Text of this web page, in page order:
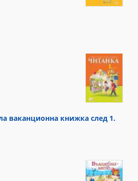
ваканционна книжка след 1.